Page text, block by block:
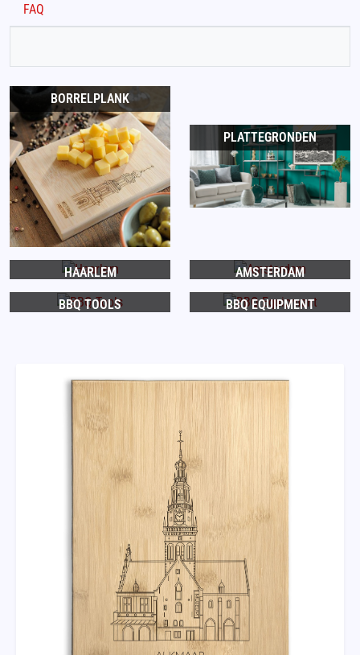
FAQ
BORRELPLANK
PLATTEGRONDEN
HAARLEM AMSTERDAM
BBQ TOOLS BBQ EQUIPMENT